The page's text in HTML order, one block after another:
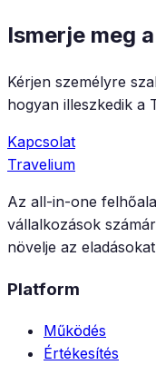
Ismerje meg
Kérjen személyre
hogyan illeszkedik a
Kapcsolat
Travelium
Az all-in-one
vállalkozások
növelje az
Platform
Működés
Értékesítés